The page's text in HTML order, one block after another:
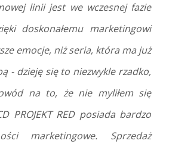
linii jest we wczesnej fazie
doskonałemu marketingowi
emocje, niż seria, która ma już
- dzieję się to niezwykle rzadko,
na to, że nie myliłem się
PROJEKT RED posiada bardzo
marketingowe. Sprzedaż